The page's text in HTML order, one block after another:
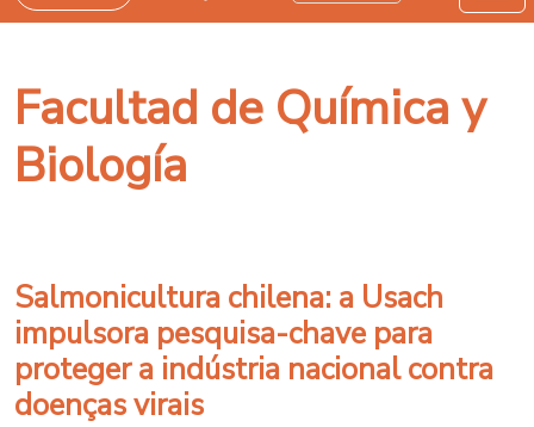
Facultad de Química y
Biología
Salmonicultura chilena: a Usach
impulsora pesquisa-chave para
proteger a indústria nacional contra
doenças virais